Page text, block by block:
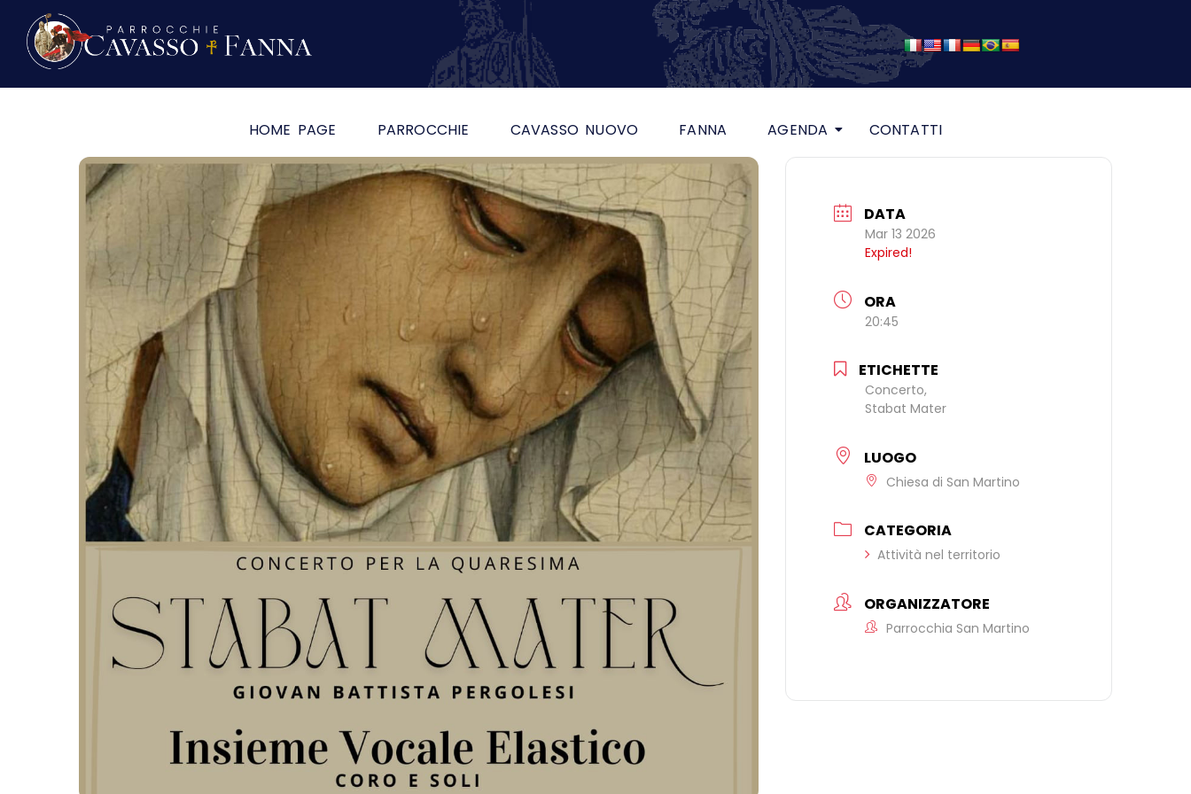
HOME PAGE PARROCCHIE CAVASSO NUOVO FANNA AGENDA CONTATTI
DATA
Mar 13 2026
Expired!
ORA
20:45
ETICHETTE
Concerto,
Stabat Mater
LUOGO
Chiesa di San Martino
CATEGORIA
Attività nel territorio
ORGANIZZATORE
Parrocchia San Martino